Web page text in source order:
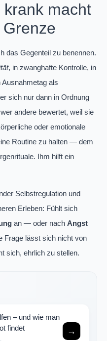
macht
das Gegenteil zu benennen.
, in zwanghafte Kontrolle, in
Ausnahmetag als
sich nur dann in Ordnung
andere bewertet, weil sie
oder emotionale
Routine zu halten — dem
Ihm hilft ein
Selbstregulation und
Erleben: Fühlt sich
an — oder nach Angst
Frage lässt sich nicht von
sich, ehrlich zu stellen.
– und wie man
findet
→